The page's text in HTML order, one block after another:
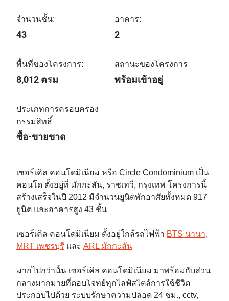
จำนวนชั้น:
43
อาคาร:
2
พื้นที่ของโครงการ:
8,012 ตรม
สถานะของโครงการ
พร้อมเข้าอยู่
ประเภทการครอบครอง
กรรมสิทธิ์
ซื้อ-ขายขาด
เซอร์เคิล คอนโดมิเนียม หรือ Circle Condominium เป็น
คอนโด ตั้งอยู่ที่ มักกะสัน, ราชเทวี, กรุงเทพ โครงการนี้
สร้างเสร็จในปี 2012 มีจำนวนยูนิตพักอาศัยทั้งหมด 917
ยูนิต และอาคารสูง 43 ชั้น
เซอร์เคิล คอนโดมิเนียม ตั้งอยู่ใกล้รถไฟฟ้า BTS นานา,
MRT เพชรบุรี และ ARL มักกะสัน
มากไปกว่านั้น เซอร์เคิล คอนโดมิเนียม มาพร้อมกับส่วน
กลางมากมายที่ตอบโจทย์ทุกไลฟ์สไตล์การใช้ชีวิต
ประกอบไปด้วย ระบบรักษาความปลอด 24 ชม., cctv,